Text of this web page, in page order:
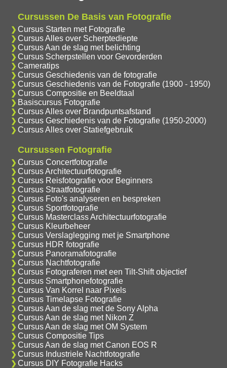
Cursussen De Basis van Fotografie
Cursus Starten met Fotografie
Cursus Alles over Scherptediepte
Cursus Aan de slag met belichting
Cursus Scherpstellen voor Gevorderden
Cameratips
Cursus Geschiedenis van de fotografie
Cursus Geschiedenis van de Fotografie (1900 - 1950)
Cursus Compositie en Beeldtaal
Basiscursus Fotografie
Cursus Alles over Brandpuntsafstand
Cursus Geschiedenis van de Fotografie (1950-2000)
Cursus Alles over Statiefgebruik
Cursussen Fotografie
Cursus Concertfotografie
Cursus Architectuurfotografie
Cursus Reisfotografie voor Beginners
Cursus Straatfotografie
Cursus Foto's analyseren en bespreken
Cursus Sportfotografie
Cursus Masterclass Architectuurfotografie
Cursus Kleurbeheer
Cursus Verslaglegging met je Smartphone
Cursus HDR fotografie
Cursus Panoramafotografie
Cursus Nachtfotografie
Cursus Fotograferen met een Tilt-Shift objectief
Cursus Smartphonefotografie
Cursus Van Korrel naar Pixels
Cursus Timelapse Fotografie
Cursus Aan de slag met de Sony Alpha
Cursus Aan de slag met Nikon Z
Cursus Aan de slag met OM System
Cursus Compositie Tips
Cursus Aan de slag met Canon EOS R
Cursus Industriele Nachtfotografie
Cursus DIY Fotografie Hacks